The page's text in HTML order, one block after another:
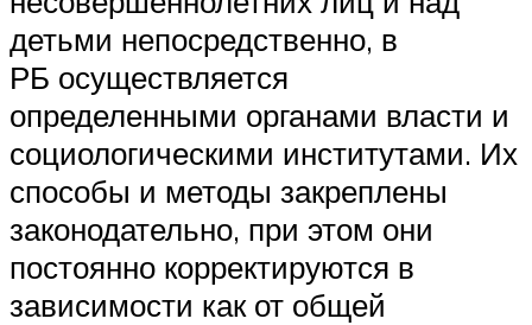
детьми непосредственно, в
РБ осуществляется
определенными органами власти и
социологическими институтами. Их
способы и методы закреплены
законодательно, при этом они
постоянно корректируются в
зависимости как от общей